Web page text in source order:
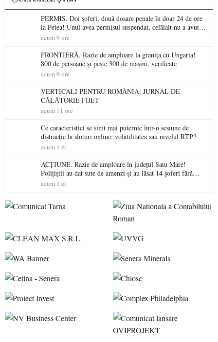
PERMIS. Doi șoferi, două dosare penale în doar 24 de ore
la Petea! Unul avea permisul suspendat, celălalt nu a avut
niciodată permis
acum 9 ore
FRONTIERĂ. Razie de amploare la granița cu Ungaria!
800 de persoane și peste 300 de mașini, verificate
acum 9 ore
VERTICALI PENTRU ROMÂNIA: JURNAL DE
CĂLĂTORIE FIJET
acum 11 ore
Ce caracteristici se simt mai puternic într-o sesiune de
distracție la sloturi online: volatilitatea sau nivelul RTP?
acum 1 zi
ACȚIUNE. Razie de amploare în județul Satu Mare!
Polițiștii au dat sute de amenzi și au lăsat 14 șoferi fără
permis într-o singură zi
acum 1 zi